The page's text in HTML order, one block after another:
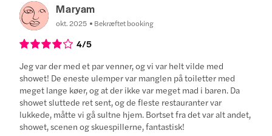
Maryam
okt. 2025 Bekræftet booking
4/5
Jeg var der med et par venner, og vi var helt vilde med
showet! De eneste ulemper var manglen på toiletter med
meget lange køer, og at der ikke var meget mad i baren. Da
showet sluttede ret sent, og de fleste restauranter var
lukkede, måtte vi gå sultne hjem. Bortset fra det var alt andet,
showet, scenen og skuespillerne, fantastisk!